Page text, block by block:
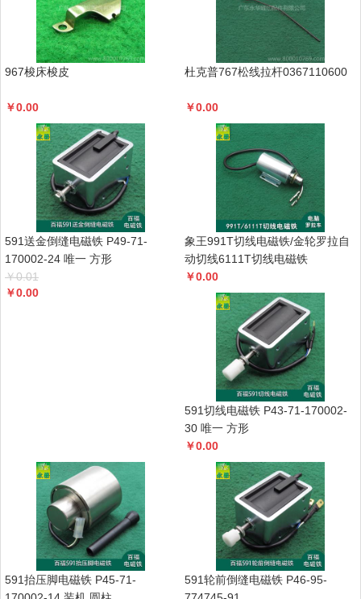
967梭床梭皮
￥0.00
杜克普767松线拉杆0367110600
￥0.00
591送金倒缝电磁铁 P49-71-
170002-24 唯一 方形
￥0.01
￥0.00
象王991T切线电磁铁/金轮罗拉自
动切线6111T切线电磁铁
￥0.00
591切线电磁铁 P43-71-170002-
30 唯一 方形
￥0.00
591抬压脚电磁铁 P45-71-
591轮前倒缝电磁铁 P46-95-